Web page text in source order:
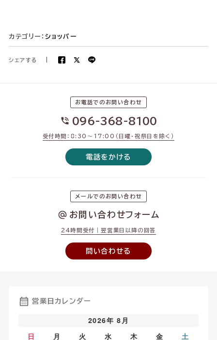
カテゴリー： ショッパー
シェアする
お電話でのお問い合わせ
096-368-8100
受付時間：8:30〜17:00（日曜・祝祭日を除く）
電話をかける
メールでのお問い合わせ
お問い合わせフォーム
24時間受付｜翌営業日以降の回答
問い合わせる
営業日カレンダー
2026年 8月
日
月 火 水 木 金 土